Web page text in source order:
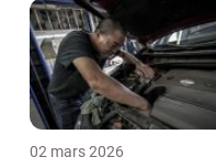
02 mars 2026